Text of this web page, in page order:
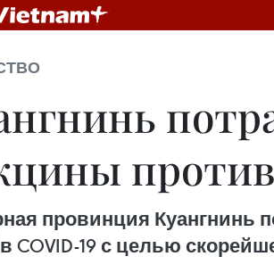
провинция Куангнинь
COVID-19 с целью